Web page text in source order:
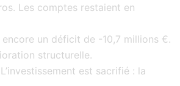
Les comptes restaient en
un déficit de -10,7 millions €.
structurelle.
est sacrifié : la